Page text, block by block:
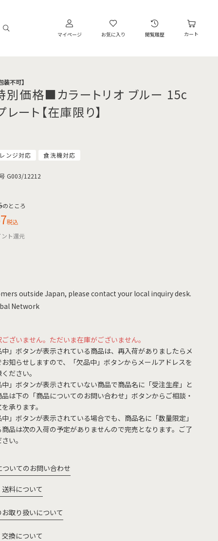
マイページ お気に入り 閲覧履歴 カート
装不可】
価格■カラートリオ ブルー 15c
レート【在庫限り】
ンジ対応 食洗機対応
G003/12212
のところ
税込
ト還元
outside Japan, please contact your local inquiry desk.
Network
ざいません。ただいま在庫がございません。
中」ボタンが表示されている商品は、再入荷がありましたらメ
お知らせしますので、「欠品中」ボタンからメールアドレスを
ださい。
中」ボタンが表示されていない商品で商品名に「受注生産」と
品は下の「商品についてのお問い合わせ」ボタンからご相談・
承ります。
中」ボタンが表示されている場合でも、商品名に「数量限定」
商品は次の入荷の予定がありませんので完売となります。ご了
い。
ついてのお問い合わせ
料について
お取り扱いについて
換について